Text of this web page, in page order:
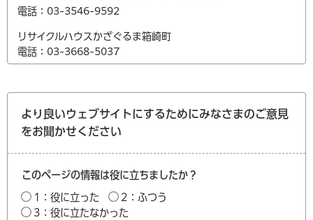
電話：03-3546-9592
リサイクルハウスかざぐるま箱崎町
電話：03-3668-5037
より良いウェブサイトにするためにみなさまのご意見
をお聞かせください
このページの情報は役に立ちましたか？
1：役に立った
2：ふつう
3：役に立たなかった